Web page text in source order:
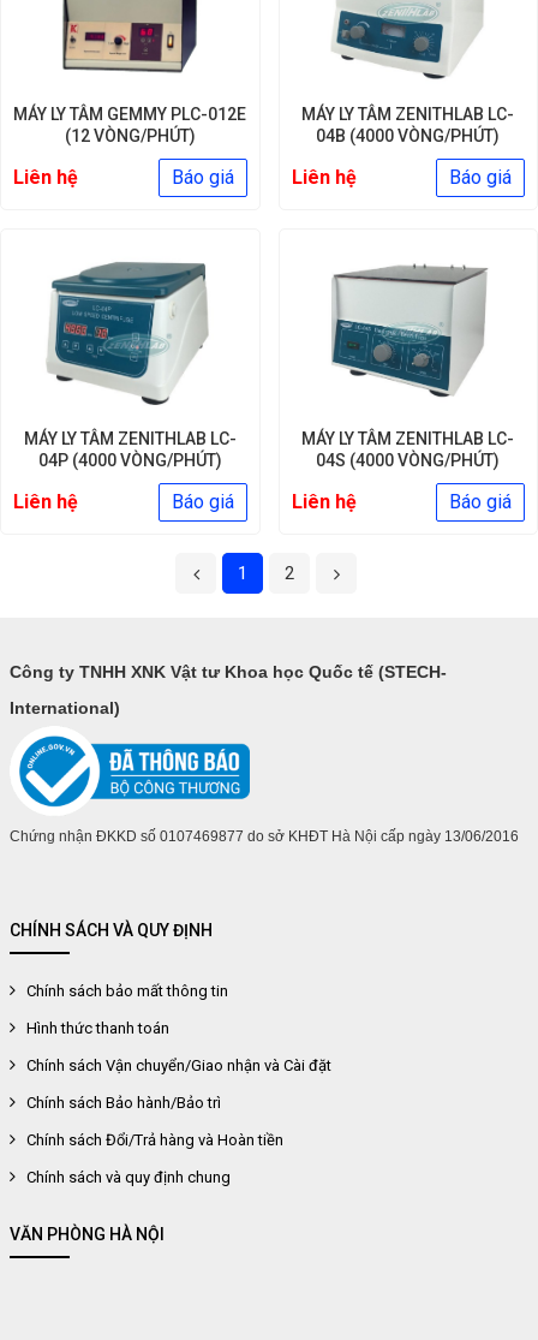
MÁY LY TÂM GEMMY PLC-012E
(12 VÒNG/PHÚT)
Liên hệ Báo giá
MÁY LY TÂM ZENITHLAB LC-
04B (4000 VÒNG/PHÚT)
Liên hệ Báo giá
MÁY LY TÂM ZENITHLAB LC-
04P (4000 VÒNG/PHÚT)
Liên hệ Báo giá
MÁY LY TÂM ZENITHLAB LC-
04S (4000 VÒNG/PHÚT)
Liên hệ Báo giá
1 2
Công ty TNHH XNK Vật tư Khoa học Quốc tế (STECH-
International)
Chứng nhận ĐKKD số 0107469877 do sở KHĐT Hà Nội cấp ngày 13/06/2016
CHÍNH SÁCH VÀ QUY ĐỊNH
Chính sách bảo mất thông tin
Hình thức thanh toán
Chính sách Vận chuyển/Giao nhận và Cài đặt
Chính sách Bảo hành/Bảo trì
Chính sách Đổi/Trả hàng và Hoàn tiền
Chính sách và quy định chung
VĂN PHÒNG HÀ NỘI